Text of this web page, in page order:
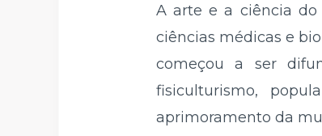
A arte e a ciência do
ciências médicas e
começou a ser
fisiculturismo,
aprimoramento da